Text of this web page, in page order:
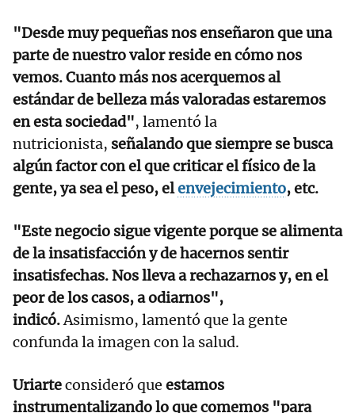
"Desde muy pequeñas nos enseñaron que una
parte de nuestro valor reside en cómo nos
vemos. Cuanto más nos acerquemos al
estándar de belleza más valoradas estaremos
en esta sociedad", lamentó la
nutricionista, señalando que siempre se busca
algún factor con el que criticar el físico de la
gente, ya sea el peso, elenvejecimiento, etc.
"Este negocio sigue vigente porque se alimenta
de la insatisfacción y de hacernos sentir
insatisfechas. Nos lleva a rechazarnos y, en el
peor de los casos, a odiarnos",
indicó.Asimismo, lamentó que la gente
confunda la imagen con la salud.
Uriarteconsideró que estamos
instrumentalizando lo que comemos "para